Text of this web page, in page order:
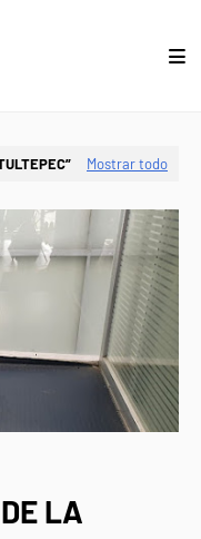
Mostrar todo
LA